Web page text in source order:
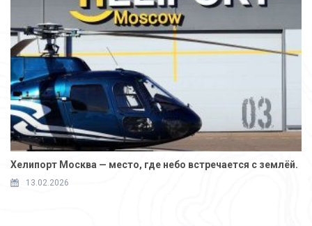
Хелипорт Москва — место, где небо встречается с землёй.
13.02.2026